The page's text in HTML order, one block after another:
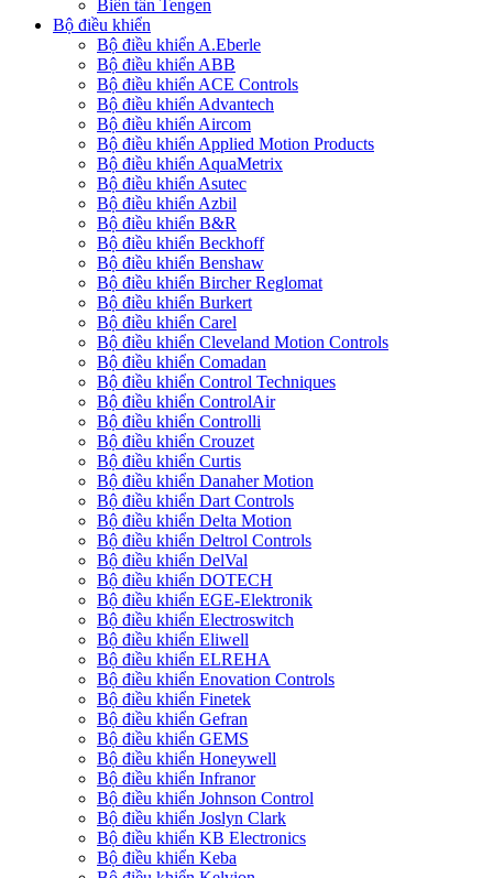
Biến tần Tengen
Bộ điều khiển
Bộ điều khiển A.Eberle
Bộ điều khiển ABB
Bộ điều khiển ACE Controls
Bộ điều khiển Advantech
Bộ điều khiển Aircom
Bộ điều khiển Applied Motion Products
Bộ điều khiển AquaMetrix
Bộ điều khiển Asutec
Bộ điều khiển Azbil
Bộ điều khiển B&R
Bộ điều khiển Beckhoff
Bộ điều khiển Benshaw
Bộ điều khiển Bircher Reglomat
Bộ điều khiển Burkert
Bộ điều khiển Carel
Bộ điều khiển Cleveland Motion Controls
Bộ điều khiển Comadan
Bộ điều khiển Control Techniques
Bộ điều khiển ControlAir
Bộ điều khiển Controlli
Bộ điều khiển Crouzet
Bộ điều khiển Curtis
Bộ điều khiển Danaher Motion
Bộ điều khiển Dart Controls
Bộ điều khiển Delta Motion
Bộ điều khiển Deltrol Controls
Bộ điều khiển DelVal
Bộ điều khiển DOTECH
Bộ điều khiển EGE-Elektronik
Bộ điều khiển Electroswitch
Bộ điều khiển Eliwell
Bộ điều khiển ELREHA
Bộ điều khiển Enovation Controls
Bộ điều khiển Finetek
Bộ điều khiển Gefran
Bộ điều khiển GEMS
Bộ điều khiển Honeywell
Bộ điều khiển Infranor
Bộ điều khiển Johnson Control
Bộ điều khiển Joslyn Clark
Bộ điều khiển KB Electronics
Bộ điều khiển Keba